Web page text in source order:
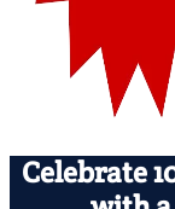
Celebrate